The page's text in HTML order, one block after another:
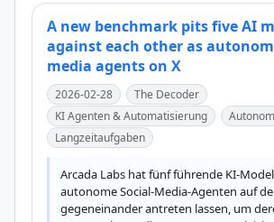
A new benchmark pits five AI
against each other as
media agents on X
2026-02-28
The Decoder
KI Agenten & Automatisierung
Langzeitaufgaben
Arcada Labs hat fünf führende KI-
autonome Social-Media-Agenten auf
gegeneinander antreten lassen, um